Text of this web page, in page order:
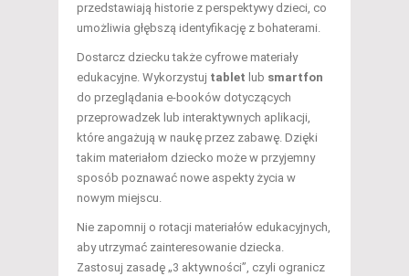
przedstawiają historie z perspektywy dzieci, co
umożliwia głębszą identyfikację z bohaterami.
Dostarcz dziecku także cyfrowe materiały
edukacyjne. Wykorzystuj tablet lub smartfon
do przeglądania e-booków dotyczących
przeprowadzek lub interaktywnych aplikacji,
które angażują w naukę przez zabawę. Dzięki
takim materiałom dziecko może w przyjemny
sposób poznawać nowe aspekty życia w
nowym miejscu.
Nie zapomnij o rotacji materiałów edukacyjnych,
aby utrzymać zainteresowanie dziecka.
Zastosuj zasadę „3 aktywności”, czyli ogranicz